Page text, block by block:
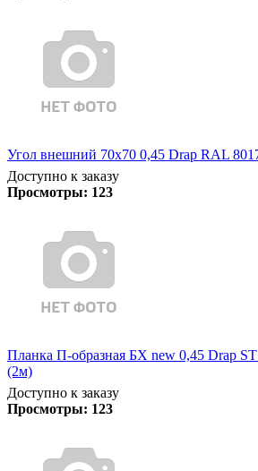
Угол внешний 70х70 0,45 Drap RAL
Доступно к заказу
Просмотры: 123
Планка П-образная БХ new 0,45 Drap
(2м)
Доступно к заказу
Просмотры: 123